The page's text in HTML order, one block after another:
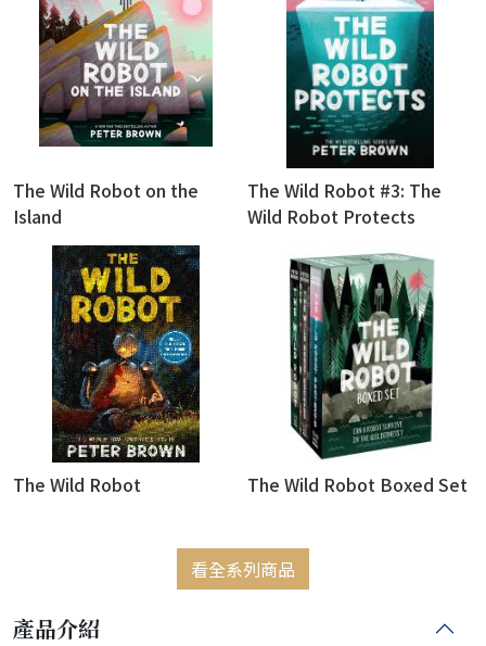
The Wild Robot on the
Island
The Wild Robot #3: The
Wild Robot Protects
The Wild Robot The Wild Robot Boxed Set
看全系列商品
產品介紹